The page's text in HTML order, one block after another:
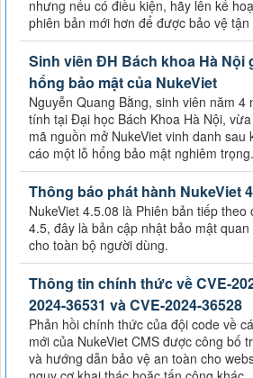
nhưng nếu có điều kiện, hãy lên kế
phiên bản mới hơn để được bảo vệ tận
Sinh viên ĐH Bách khoa Hà Nội
hổng bảo mật của NukeViet
Nguyễn Quang Bằng, sinh viên năm 4
tính tại Đại học Bách Khoa Hà Nội,
mã nguồn mở NukeViet vinh danh sau
cáo một lỗ hổng bảo mật nghiêm trọng.
Thông báo phát hành NukeViet
NukeViet 4.5.08 là Phiên bản tiếp theo
4.5, đây là bản cập nhật bảo mật
cho toàn bộ người dùng.
Thông tin chính thức về CVE-
2024-36531 và CVE-2024-36528
Phản hồi chính thức của đội code về
mới của NukeViet CMS được công bố
và hướng dẫn bảo vệ an toàn cho